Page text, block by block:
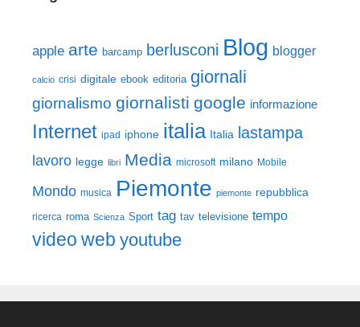
apple arte barcamp berlusconi Blog blogger
calcio crisi digitale ebook editoria giornali
giornalismo giornalisti google informazione
Internet ipad iphone italia Italia lastampa
lavoro legge libri Media microsoft milano Mobile
Mondo musica Piemonte piemonte repubblica
ricerca roma Scienza Sport tag tav televisione tempo
video web youtube